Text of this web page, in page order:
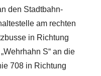
den Stadtbahn-
am rechten
in Richtung
S“ an die
708 in Richtung